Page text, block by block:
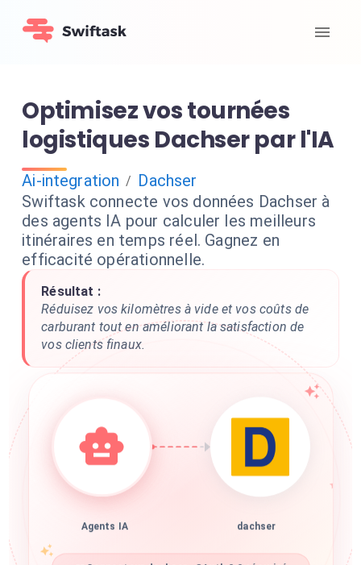
Optimisez vos tournées
logistiques Dachser par l'IA
Ai-integration / Dachser
Swiftask connecte vos données Dachser à
des agents IA pour calculer les meilleurs
itinéraires en temps réel. Gagnez en
efficacité opérationnelle.
Résultat :
Réduisez vos kilomètres à vide et vos coûts de
carburant tout en améliorant la satisfaction de
vos clients finaux.
Agents IA dachser